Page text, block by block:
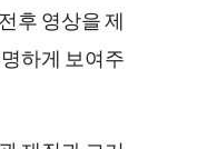
후 영상을 제
하게 보여주